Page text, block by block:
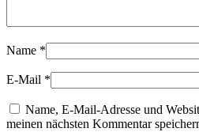
Name *
E-Mail *
Name, E-Mail-Adresse und
meinen nächsten Kommentar